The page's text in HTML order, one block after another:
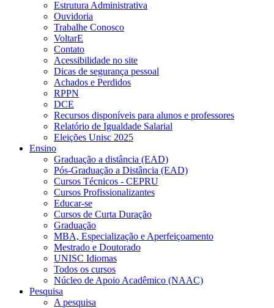
Estrutura Administrativa
Ouvidoria
Trabalhe Conosco
VoltarE
Contato
Acessibilidade no site
Dicas de segurança pessoal
Achados e Perdidos
RPPN
DCE
Recursos disponíveis para alunos e professores
Relatório de Igualdade Salarial
Eleições Unisc 2025
Ensino
Graduação a distância (EAD)
Pós-Graduação a Distância (EAD)
Cursos Técnicos - CEPRU
Cursos Profissionalizantes
Educar-se
Cursos de Curta Duração
Graduação
MBA, Especialização e Aperfeiçoamento
Mestrado e Doutorado
UNISC Idiomas
Todos os cursos
Núcleo de Apoio Acadêmico (NAAC)
Pesquisa
A pesquisa